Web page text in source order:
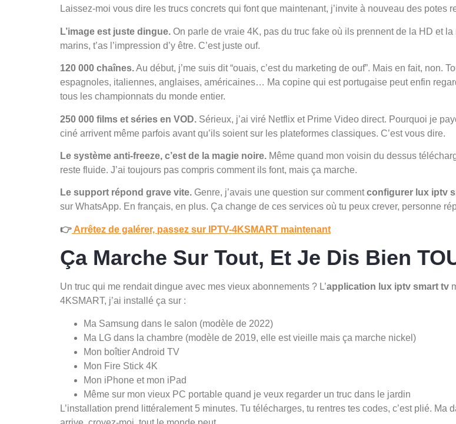
Laissez-moi vous dire les trucs concrets qui font que maintenant, j’invite à nouveau des potes
L’image est juste dingue. On parle de vraie 4K, pas du truc fake où ils prennent de la HD et
marins, t’as l’impression d’y être. C’est juste ouf.
120 000 chaînes.Au début, j’me suis dit “ouais, c’est du marketing de ouf”. Mais en fait, non.
espagnoles, italiennes, anglaises, américaines… Ma copine qui est portugaise peut enfin
tous les championnats du monde entier.
250 000 films et séries en VOD. Sérieux, j’ai viré Netflix et Prime Video direct. Pourquoi je
ciné arrivent même parfois avant qu’ils soient sur les plateformes classiques. C’est vous dire.
Le système anti-freeze, c’est de la magie noire. Même quand mon voisin du dessus
reste fluide. J’ai toujours pas compris comment ils font, mais ça marche.
Le support répond grave vite. Genre, j’avais une question sur commentconfigurer lux iptv
sur WhatsApp. En français, en plus. Ça change de ces services où tu peux crever, personne
👉 Arrêtez de galérer, passez sur IPTV-4KSMART maintenant
Ça Marche Sur Tout, Et Je Dis Bien
Un truc qui me rendait dingue avec mes vieux abonnements ? L’application lux iptv smart tv
4KSMART, j’ai installé ça sur :
Ma Samsung dans le salon (modèle de 2022)
Ma LG dans la chambre (modèle de 2019, elle est vieille mais ça marche nickel)
Mon boîtier Android TV
Mon Fire Stick 4K
Mon iPhone et mon iPad
Même sur mon vieux PC portable quand je veux regarder un truc dans le jardin
L’installation prend littéralement 5 minutes. Tu télécharges, tu rentres tes codes, c’est plié.